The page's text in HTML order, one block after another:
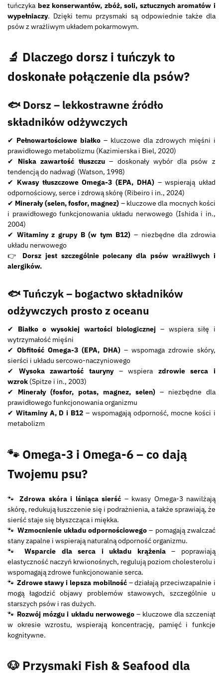
tuńczyka bez konserwantów, zbóż, soli, sztucznych aromatów i
wypełniaczy. Dzięki temu przysmaki są odpowiednie także dla
psów z wrażliwym układem pokarmowym.
🔬 Dlaczego dorsz i tuńczyk to
doskonałe połączenie dla psów?
🐟 Dorsz – lekkostrawne źródło
składników odżywczych
✔ Pełnowartościowe białko – kluczowe dla zdrowych mięśni i
prawidłowego metabolizmu (Kazimierska i Biel, 2020)
✔ Niska zawartość tłuszczu– doskonały wybór dla psów z
tendencją do nadwagi (Watson, 1998)
✔ Kwasy tłuszczowe Omega-3 (EPA, DHA)– wspierają układ
odpornościowy, serce i zdrową skórę (Ribeiro i in., 2024)
✔ Minerały (selen, fosfor, magnez) – kluczowe dla mocnych kości
i prawidłowego funkcjonowania układu nerwowego (Ishida i in.,
2004)
✔ Witaminy z grupy B (w tym B12) – niezbędne dla zdrowia
układu nerwowego
👉 Dorsz jest szczególnie polecany dla psów wrażliwych i
alergików.
🐟 Tuńczyk – bogactwo składników
odżywczych prosto z oceanu
✔ Białko o wysokiej wartości biologicznej – wspiera siłę i
wytrzymałość mięśni
✔ Obfitość Omega-3 (EPA, DHA) – wspomaga zdrowie skóry,
sierści i układu sercowo-naczyniowego
✔ Wysoka zawartość tauryny– wspiera zdrowie serca i
wzrok (Spitze i in., 2003)
✔ Minerały (fosfor, potas, magnez, selen) – niezbędne dla
prawidłowego funkcjonowania organizmu
✔ Witaminy A, D i B12 – wspomagają odporność, mocne kości i
metabolizm
🐾 Omega-3 i Omega-6– co dają
Twojemu psu?
🐾 Zdrowa skóra i lśniąca sierść – kwasy Omega-3 nawilżają
skórę, redukują łuszczenie się i podrażnienia, a także sprawiają, że
sierść staje się błyszcząca i miękka.
🐾 Wzmocnienie układu odpornościowego– pomagają zwalczać
stany zapalne i wspierają naturalną odporność organizmu.
🐾
Wsparcie dla serca i układu krążenia– poprawiają
elastyczność naczyń krwionośnych, regulują poziom cholesterolu i
wspomagają zdrowe funkcjonowanie serca.
🐾 Zdrowe stawy i lepsza mobilność – działają przeciwzapalnie i
mogą łagodzić objawy problemów stawowych, szczególnie u
starszych psów i ras dużych.
🐾 Rozwój mózgu i układu nerwowego – kluczowe dla szczeniąt
w okresie wzrostu, wspierają koncentrację, pamięć i funkcje
kognitywne.
🐶 Przysmaki Fish & Seafood dla